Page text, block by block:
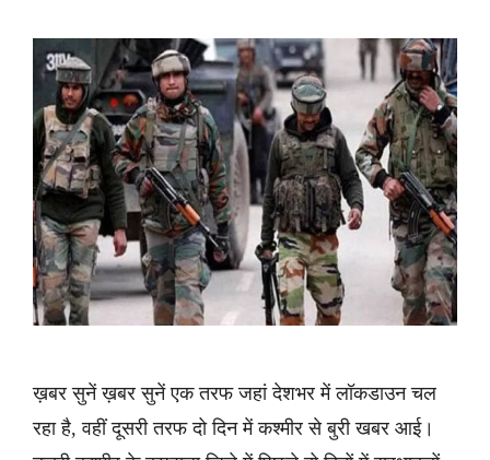
ख़बर सुनें ख़बर सुनें एक तरफ जहां देशभर में लॉकडाउन चल
रहा है, वहीं दूसरी तरफ दो दिन में कश्मीर से बुरी खबर आई।